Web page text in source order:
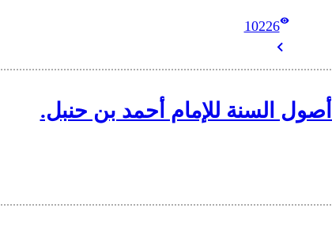
10226
السنة للإمام أحمد بن حنبل.